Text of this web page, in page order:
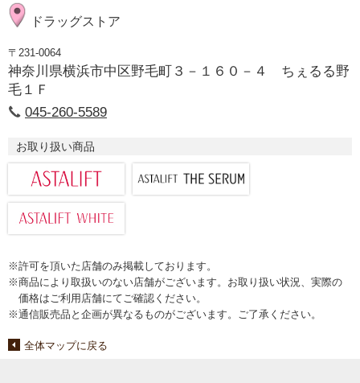
ドラッグストア
〒231-0064
神奈川県横浜市中区野毛町３－１６０－４ ちぇるる野
毛１Ｆ
045-260-5589
お取り扱い商品
※許可を頂いた店舗のみ掲載しております。
※商品により取扱いのない店舗がございます。お取り扱い状況、実際の
価格はご利用店舗にてご確認ください。
※通信販売品と企画が異なるものがございます。ご了承ください。
全体マップに戻る